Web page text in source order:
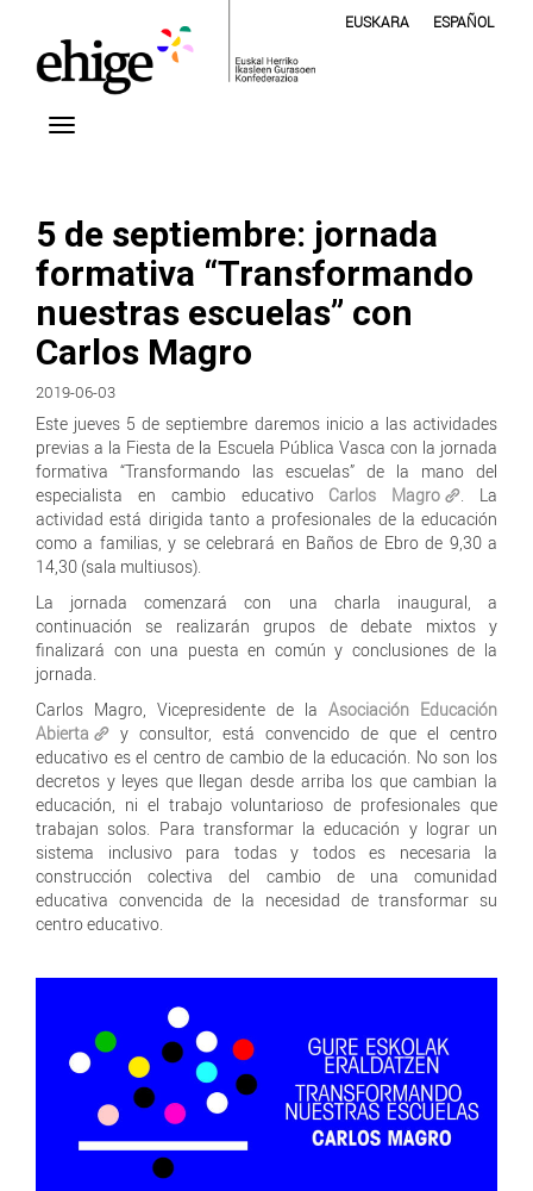
EUSKARA ESPAÑOL
5 de septiembre: jornada
formativa “Transformando
nuestras escuelas” con
Carlos Magro
2019-06-03
Este jueves 5 de septiembre daremos inicio a las actividades
previas a la Fiesta de la Escuela Pública Vasca con la jornada
formativa “Transformando las escuelas” de la mano del
especialista en cambio educativo Carlos Magro
. La
actividad está dirigida tanto a profesionales de la educación
como a familias, y se celebrará en Baños de Ebro de 9,30 a
14,30 (sala multiusos).
La jornada comenzará con una charla inaugural, a
continuación se realizarán grupos de debate mixtos y
finalizará con una puesta en común y conclusiones de la
jornada.
Carlos Magro, Vicepresidente de la Asociación Educación
Abierta
y consultor, está convencido de que el centro
educativo es el centro de cambio de la educación. No son los
decretos y leyes que llegan desde arriba los que cambian la
educación, ni el trabajo voluntarioso de profesionales que
trabajan solos. Para transformar la educación y lograr un
sistema inclusivo para todas y todos es necesaria la
construcción colectiva del cambio de una comunidad
educativa convencida de la necesidad de transformar su
centro educativo.